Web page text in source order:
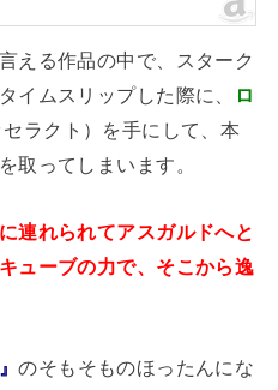
える作品の中で、スターク
イムスリップした際に、
ロ
ラクト）を手にして、本
取ってしまいます。
連れられてアスガルドへと
ューブの力で、そこから逸
のそもそものほったんにな